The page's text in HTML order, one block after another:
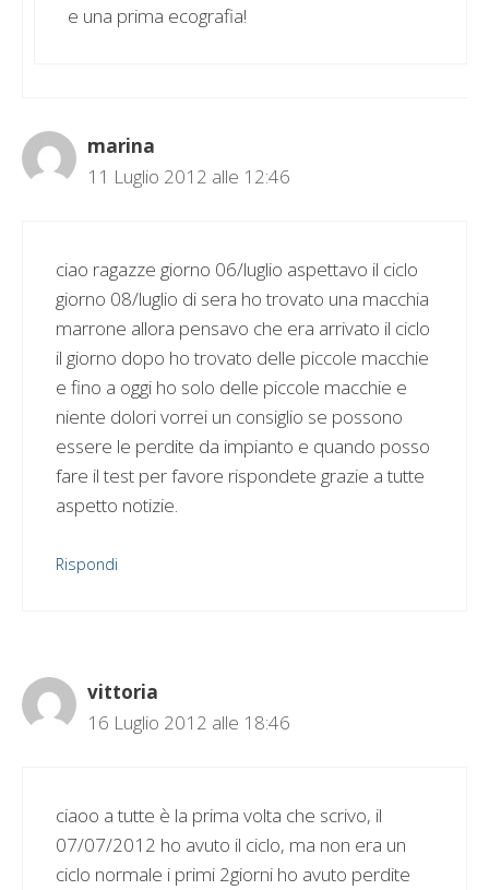
e una prima ecografia!
marina
11 Luglio 2012 alle 12:46
ciao ragazze giorno 06/luglio aspettavo il ciclo
giorno 08/luglio di sera ho trovato una macchia
marrone allora pensavo che era arrivato il ciclo
il giorno dopo ho trovato delle piccole macchie
e fino a oggi ho solo delle piccole macchie e
niente dolori vorrei un consiglio se possono
essere le perdite da impianto e quando posso
fare il test per favore rispondete grazie a tutte
aspetto notizie.
Rispondi
vittoria
16 Luglio 2012 alle 18:46
ciaoo a tutte è la prima volta che scrivo, il
07/07/2012 ho avuto il ciclo, ma non era un
ciclo normale i primi 2giorni ho avuto perdite